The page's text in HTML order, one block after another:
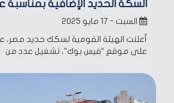
السكة الحديد الإضافية
السبت - ١٧ مايو ٢٠٢٥
أعلنت الهيئة القومية لسكك حديد مصر،
على موقع “فيس بوك”، تشغيل عدد من